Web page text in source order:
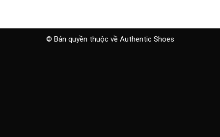
© Bản quyền thuộc về Authentic Shoes